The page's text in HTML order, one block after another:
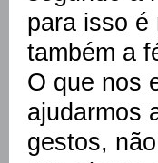
para isso é
também a
O que nos
ajudarmos
gestos,